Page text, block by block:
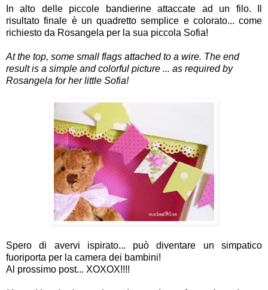
In alto delle piccole bandierine attaccate ad un filo. Il
risultato finale è un quadretto semplice e colorato... come
richiesto da Rosangela per la sua piccola Sofia!
At the top, some small flags attached to a wire. The end
result is a simple and colorful picture ... as required by
Rosangela for her little Sofia!
Spero di avervi ispirato... può diventare un simpatico
fuoriporta per la camera dei bambini!
Al prossimo post... XOXOX!!!!